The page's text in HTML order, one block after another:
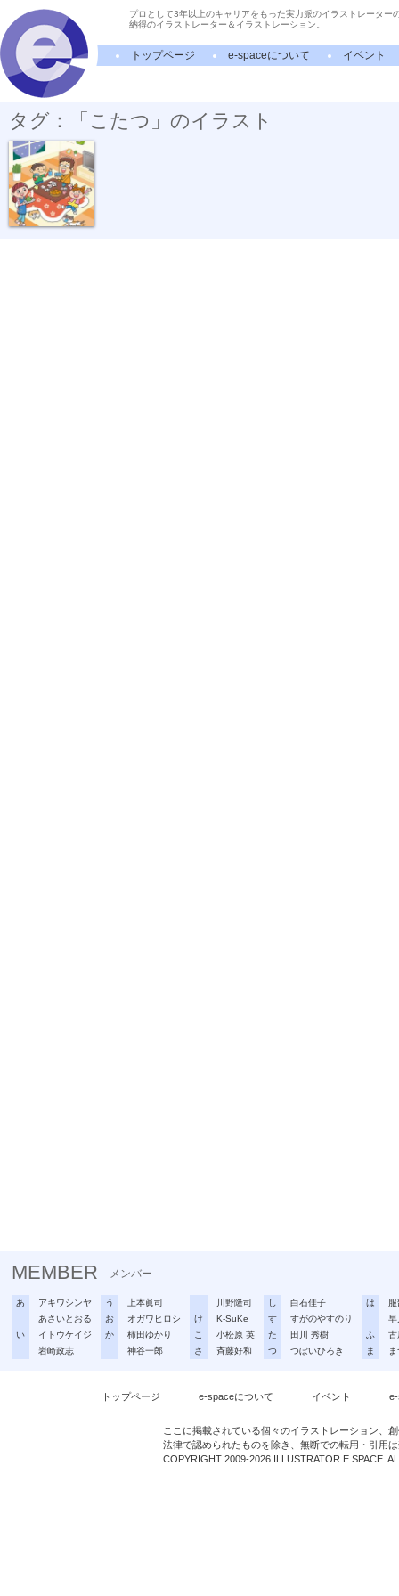
プロとして3年以上のキャリアをもった実力派のイラストレーター
納得のイラストレーター＆イラストレーション。
トップページ e-spaceについて イベント
タグ：「こたつ」のイラスト
家族でゆっくり
MEMBER メンバー
あ
アキワシンヤ
あさいとおる
い
イトウケイジ
岩崎政志
う
上本眞司
お
オガワヒロシ
か
柿田ゆかり
神谷一郎
川野隆司
け
K-SuKe
こ
小松原 英
さ
斉藤好和
し
白石佳子
す
すがのやすのり
た
田川 秀樹
つ
つぼいひろき
は
早
ふ
古
ま
トップページ e-spaceについて イベント
ここに掲載されている個々のイラストレーション、
法律で認められたものを除き、無断での転用・引用
COPYRIGHT 2009-2026 ILLUSTRATOR E SPACE.